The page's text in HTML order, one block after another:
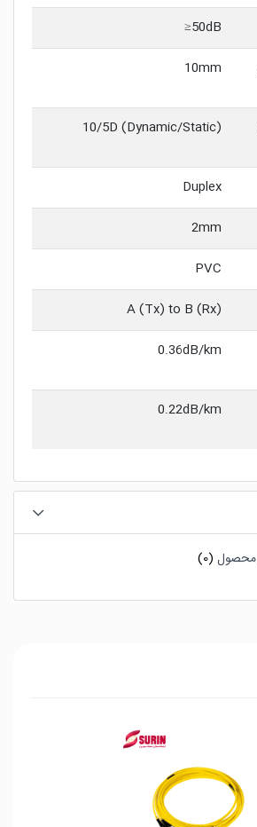
50dB≤
10mm
10/5D (Dynamic/Static)
Duplex
2mm
PVC
A (Tx) to B (Rx)
0.36dB/km
0.22dB/km
محصول (0)